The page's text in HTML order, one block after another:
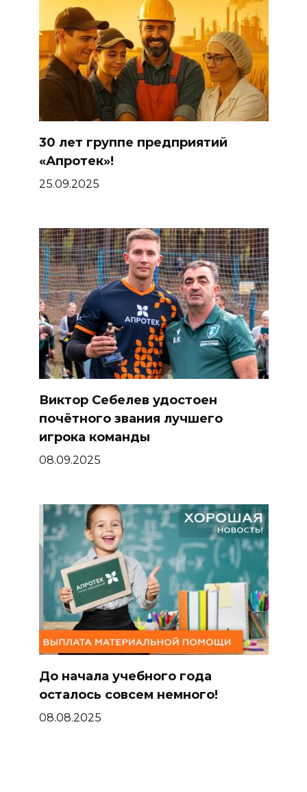
30 лет группе предприятий
«Апротек»!
25.09.2025
Виктор Себелев удостоен
почётного звания лучшего
игрока команды
08.09.2025
До начала учебного года
осталось совсем немного!
08.08.2025